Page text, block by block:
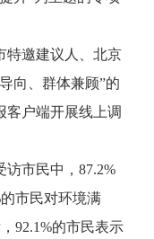
特邀建议人、北京
向、群体兼顾”的
客户端开展线上调
市民中，87.2%
市民对环境满
92.1%的市民表示